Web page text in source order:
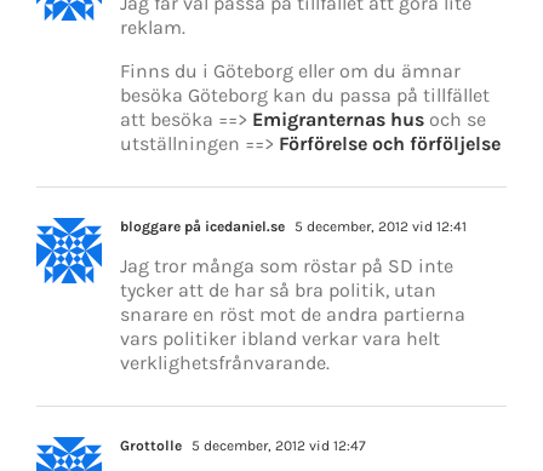
reklam.
Finns du i Göteborg eller om du ämnar
besöka Göteborg kan du passa på tillfället
att besöka ==> Emigranternas hus och se
utställningen ==> Förförelse och förföljelse
bloggare på icedaniel.se 5 december, 2012 vid 12:41
Jag tror många som röstar på SD inte
tycker att de har så bra politik, utan
snarare en röst mot de andra partierna
vars politiker ibland verkar vara helt
verklighetsfrånvarande.
Grottolle 5 december, 2012 vid 12:47